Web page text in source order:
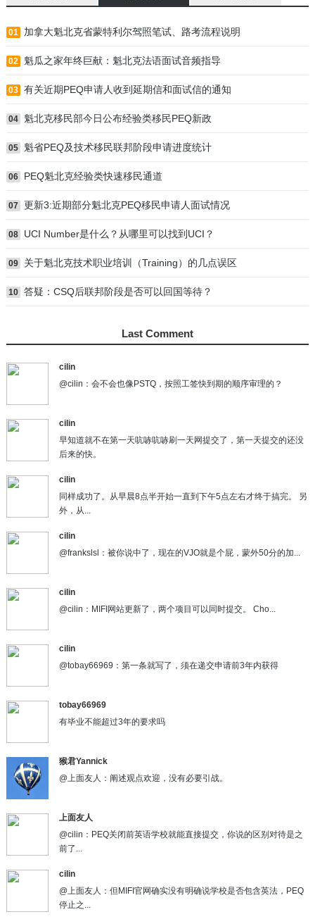
01 加拿大魁北克省蒙特利尔驾照笔试、路考流程说明
02 魁瓜之家年终巨献：魁北克法语面试音频指导
03 有关近期PEQ申请人收到延期信和面试信的通知
04 魁北克移民部今日公布经验类移民PEQ新政
05 魁省PEQ及技术移民联邦阶段申请进度统计
06 PEQ魁北克经验类快速移民通道
07 更新3:近期部分魁北克PEQ移民申请人面试情况
08 UCI Number是什么？从哪里可以找到UCI？
09 关于魁北克技术职业培训（Training）的几点误区
10 答疑：CSQ后联邦阶段是否可以回国等待？
Last Comment
cilin
@cilin：会不会也像PSTQ，按照工签快到期的顺序审理的？
cilin
早知道就不在第一天吭哧吭哧刷一天网提交了，第一天提交的还没
后来的快。
cilin
同样成功了。从早晨8点半开始一直到下午5点左右才终于搞完。 另
外，从...
cilin
@frankslsl：被你说中了，现在的VJO就是个屁，蒙外50分的加...
cilin
@cilin：MIFI网站更新了，两个项目可以同时提交。 Cho...
cilin
@tobay66969：第一条就写了，须在递交申请前3年内获得
tobay66969
有毕业不能超过3年的要求吗
猴君Yannick
@上面友人：阐述观点欢迎，没有必要引战。
上面友人
@cilin：PEQ关闭前英语学校就能直接提交，你说的区别对待是之
前了...
cilin
@上面友人：但MIFI官网确实没有明确说学校是否包含英法，PEQ
停止之...